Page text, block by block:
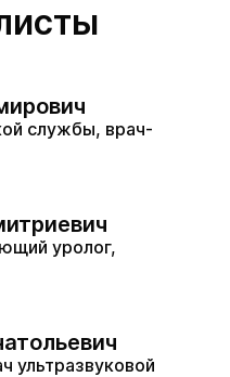
службы, врач-
уролог,
ультразвуковой